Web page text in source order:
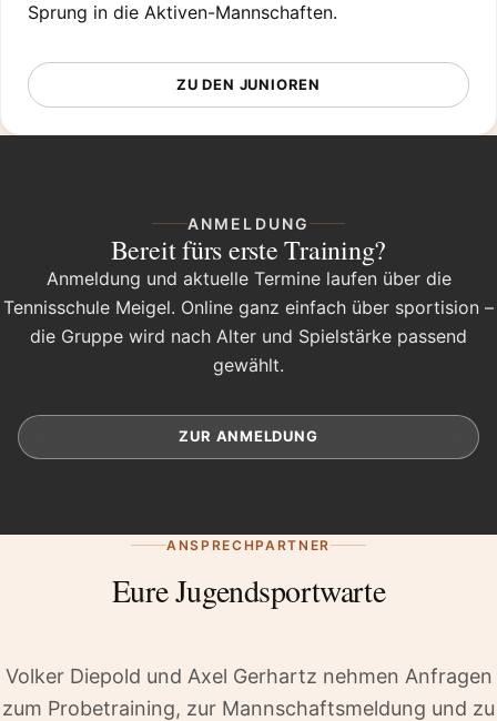
Sprung in die Aktiven-Mannschaften.
ZU DEN JUNIOREN
ANMELDUNG
Bereit fürs erste Training?
Anmeldung und aktuelle Termine laufen über die
Tennisschule Meigel. Online ganz einfach über sportision –
die Gruppe wird nach Alter und Spielstärke passend
gewählt.
ZUR ANMELDUNG
ANSPRECHPARTNER
Eure Jugendsportwarte
Volker Diepold und Axel Gerhartz nehmen Anfragen
zum Probetraining, zur Mannschaftsmeldung und zu